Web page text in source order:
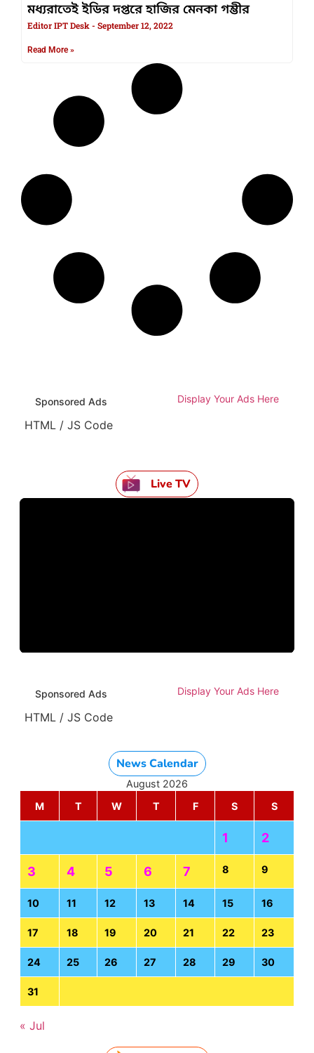
মধ্যরাতেই ইডির দপ্তরে হাজির মেনকা গম্ভীর
Editor IPT Desk September 12, 2022
Read More »
Sponsored Ads Display Your Ads Here
HTML / JS Code
Live TV
Sponsored Ads Display Your Ads Here
HTML / JS Code
News Calendar
August 2026
M
T W T F S S
1 2
3 4 5 6 7 8 9
10 11 12 13 14 15 16
17 18 19 20 21 22 23
24 25 26 27 28 29 30
31
« Jul